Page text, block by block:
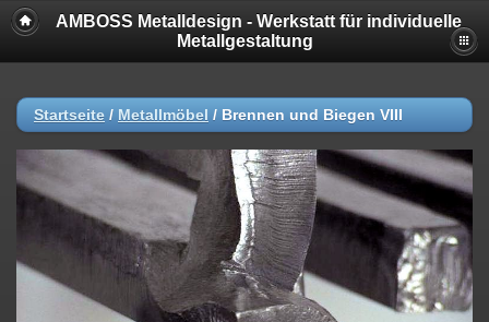
AMBOSS Metalldesign - Werkstatt für individuelle
Metallgestaltung
Startseite / Metallmöbel / Brennen und Biegen VIII